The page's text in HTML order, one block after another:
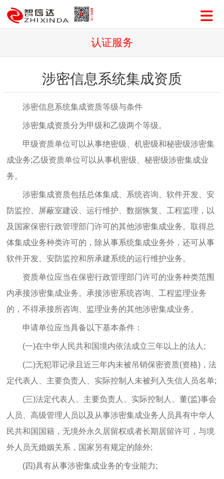
认证服务
涉密信息系统集成资质
涉密信息系统集成资质等级与条件
涉密集成资质分为甲级和乙级两个等级。
甲级资质单位可以从事绝密级、机密级和秘密级涉密集
成业务;乙级资质单位可以从事机密级、秘密级涉密集成业
务。
涉密集成资质包括总体集成、系统咨询、软件开发、安
防监控、屏蔽室建设、运行维护、数据恢复、工程监理，以
及国家保密行政管理部门许可的其他涉密集成业务。取得总
体集成业务种类许可的，除从事系统集成业务外，还可从事
软件开发、安防监控和所承建系统的运行维护业务。
资质单位应当在保密行政管理部门许可的业务种类范围
内承接涉密集成业务。承接涉密系统咨询、工程监理业务
的，不得承接所咨询、监理业务的其他涉密集成业务。
申请单位应当具备以下基本条件：
(一)在中华人民共和国境内依法成立三年以上的法人;
(二)无犯罪记录且近三年内未被吊销保密资质(资格)，法
定代表人、主要负责人、实际控制人未被列入失信人员名单;
(三)法定代表人、主要负责人、实际控制人、董(监)事会
人员、高级管理人员以及从事涉密集成业务人员具有中华人
民共和国国籍，无境外永久居留权或者长期居留许可，与境
外人员无婚姻关系，国家另有规定的除外;
(四)具有从事涉密集成业务的专业能力;